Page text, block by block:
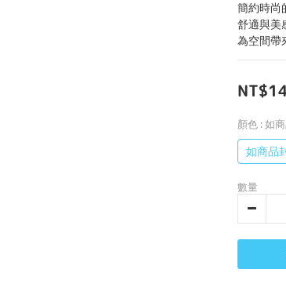
簡約時尚
舒適與美
為空間帶
顏色 : 如
如商品
數量